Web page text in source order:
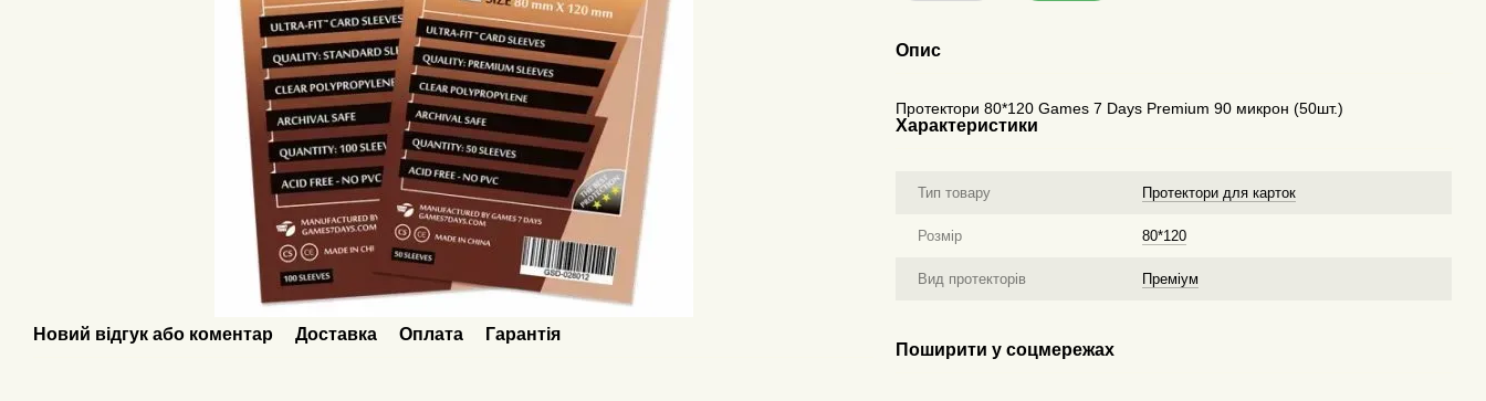
Новий відгук або коментар Доставка Оплата Гарантія
Опис
Протектори 80*120 Games 7 Days Premium 90 микрон (50шт.)
Характеристики
Тип товару Протектори для карток
Розмір 80*120
Вид протекторів Преміум
Поширити у соцмережах